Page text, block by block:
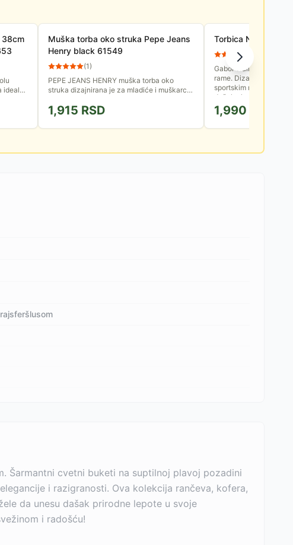
38cm
Muška torba oko struka Pepe Jeans
Henry black 61549
(1)
PEPE JEANS HENRY muška torba oko
struka dizajnirana je za mladiće i muškarce
izgled i praktične asesoare...
1,915 RSD
Torbica Na Rame
Gabol Training
rame. Dizajnirana je sa
sportskim motivima,
dečake koji vole
1,990
Šarmantni cvetni buketi na suptilnoj plavoj pozadini
i razigranosti. Ova kolekcija rančeva, kofera,
da unesu dašak prirodne lepote u svoje
i radošću!